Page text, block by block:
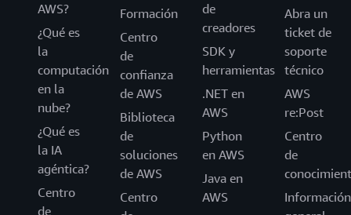
AWS?
¿Qué es
la
computación
en la
nube?
¿Qué es
la IA
agéntica?
Centro
de
Formación
Centro
de
confianza
de AWS
Biblioteca
de
soluciones
de AWS
Centro
de
creadores
SDK y
herramientas
.NET en
AWS
Python
en AWS
Java en
AWS
Abra un
ticket de
soporte
técnico
AWS
re:Post
Centro
de
Información